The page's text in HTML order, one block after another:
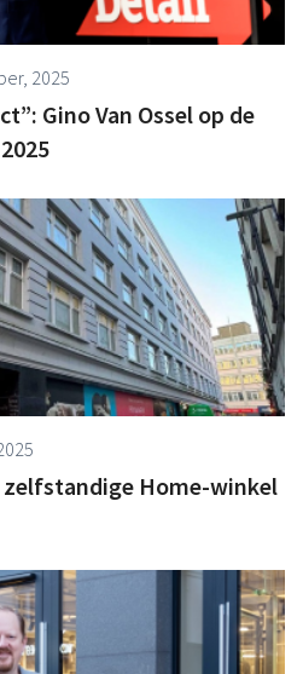
2025
Gino Van Ossel op de
Home‑winkel